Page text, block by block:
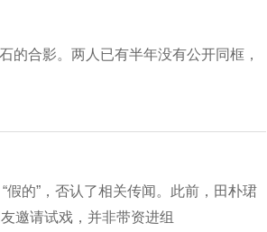
的合影。两人已有半年没有公开同框，
假的”，否认了相关传闻。此前，田朴珺
邀请试戏，并非带资进组